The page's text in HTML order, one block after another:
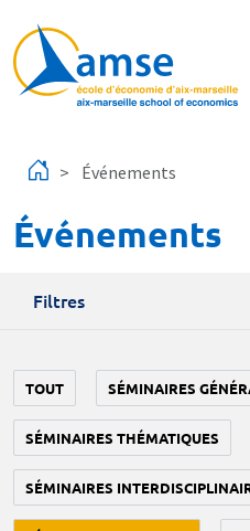
Événements
Événements
Filtres
TOUT SÉMINAIRES
SÉMINAIRES THÉMATIQUES
SÉMINAIRES